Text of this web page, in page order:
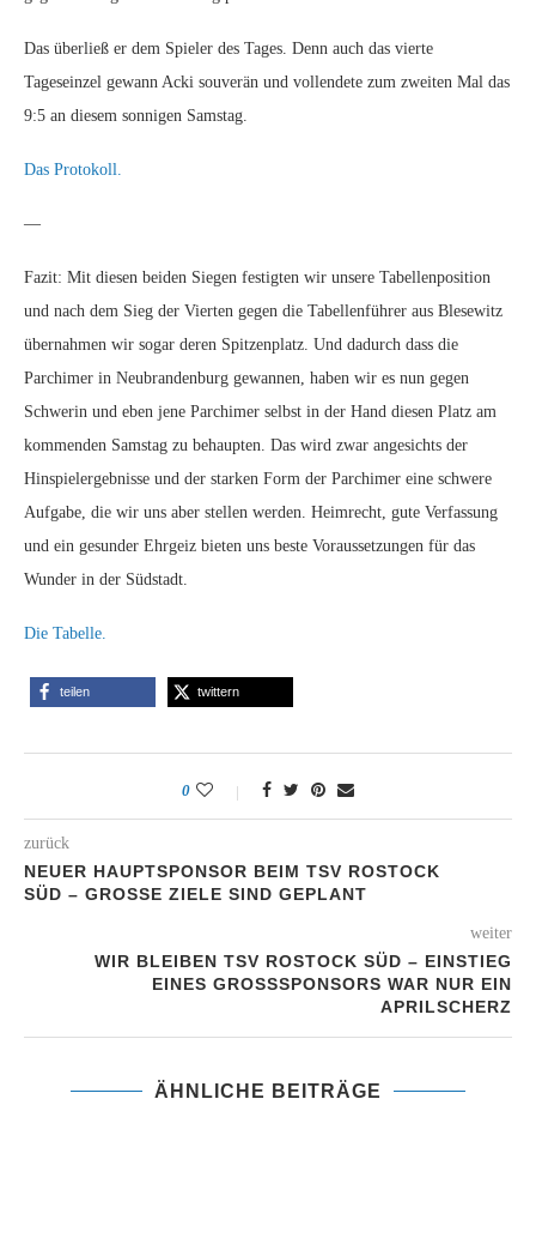
Das überließ er dem Spieler des Tages. Denn auch das vierte
Tageseinzel gewann Acki souverän und vollendete zum zweiten Mal das
9:5 an diesem sonnigen Samstag.
Das Protokoll.
—
Fazit: Mit diesen beiden Siegen festigten wir unsere Tabellenposition
und nach dem Sieg der Vierten gegen die Tabellenführer aus Blesewitz
übernahmen wir sogar deren Spitzenplatz. Und dadurch dass die
Parchimer in Neubrandenburg gewannen, haben wir es nun gegen
Schwerin und eben jene Parchimer selbst in der Hand diesen Platz am
kommenden Samstag zu behaupten. Das wird zwar angesichts der
Hinspielergebnisse und der starken Form der Parchimer eine schwere
Aufgabe, die wir uns aber stellen werden. Heimrecht, gute Verfassung
und ein gesunder Ehrgeiz bieten uns beste Voraussetzungen für das
Wunder in der Südstadt.
Die Tabelle.
teilen twittern
0
zurück
NEUER HAUPTSPONSOR BEIM TSV ROSTOCK
SÜD – GROSSE ZIELE SIND GEPLANT
weiter
WIR BLEIBEN TSV ROSTOCK SÜD – EINSTIEG
EINES GROSSSPONSORS WAR NUR EIN A
PRILSCHERZ
ÄHNLICHE BEITRÄGE